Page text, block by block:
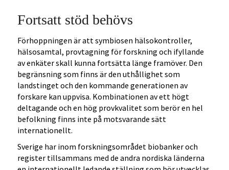
Fortsatt stöd behövs
Förhoppningen är att symbiosen hälsokontroller,
hälsosamtal, provtagning för forskning och ifyllande
av enkäter skall kunna fortsätta länge framöver. Den
begränsning som finns är den uthållighet som
landstinget och den kommande generationen av
forskare kan uppvisa. Kombinationen av ett högt
deltagande och en hög provkvalitet som berör en hel
befolkning finns inte på motsvarande sätt
internationellt.
Sverige har inom forskningsområdet biobanker och
register tillsammans med de andra nordiska länderna